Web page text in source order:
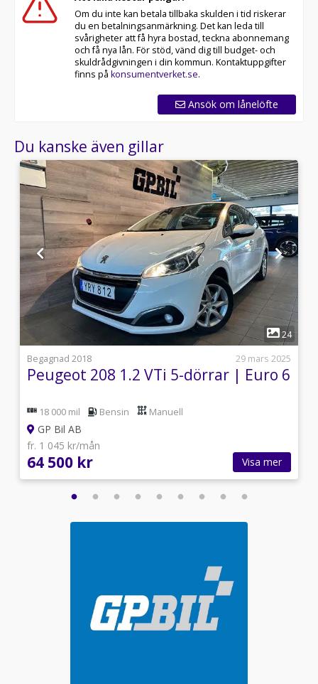
Om du inte kan betala tillbaka skulden i tid riskerar
du en betalningsanmärkning. Det kan leda till
svårigheter att få hyra bostad, teckna abonnemang
och få nya lån. För stöd, vänd dig till budget- och
skuldrådgivningen i din kommun. Kontaktuppgifter
finns på konsumentverket.se.
Ansök om lånelöfte
Du kanske även gillar
1
24
Begagnad 2018
29 mars 2025
Peugeot 208 1.2 VTi 5-dörrar | Euro 6
18 000 mil Bensin Manuell
GP Bil AB
fr. 1 045 kr/mån
64 500 kr Visa mer